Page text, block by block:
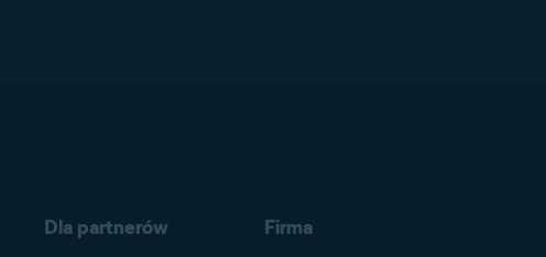
Dla partnerów Firma